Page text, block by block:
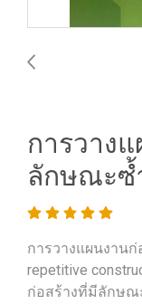
การวาง
ลักษณะซ้
การวางแผนงาน
repetitive
ก่อสร้างที่มีลักษณ